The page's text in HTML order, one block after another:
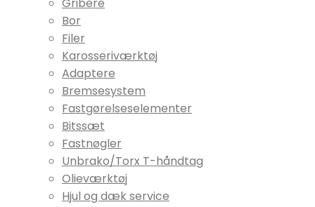
Gribere
Bor
Filer
Karosseriværktøj
Adaptere
Bremsesystem
Fastgørelseselementer
Bitssæt
Fastnøgler
Unbrako/Torx T-håndtag
Olieværktøj
Hjul og dæk service